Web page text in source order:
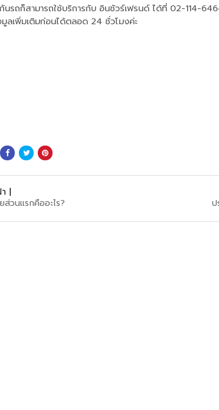
นรถก็สามารถใช้บริการกับ อินชัวร์เฟรนด์ ได้ที่ 02-114-
ลเพิ่มเติมก่อนได้ตลอด 24 ชั่วโมงค่ะ
ป
|
ส่วนแรกคืออะไร?